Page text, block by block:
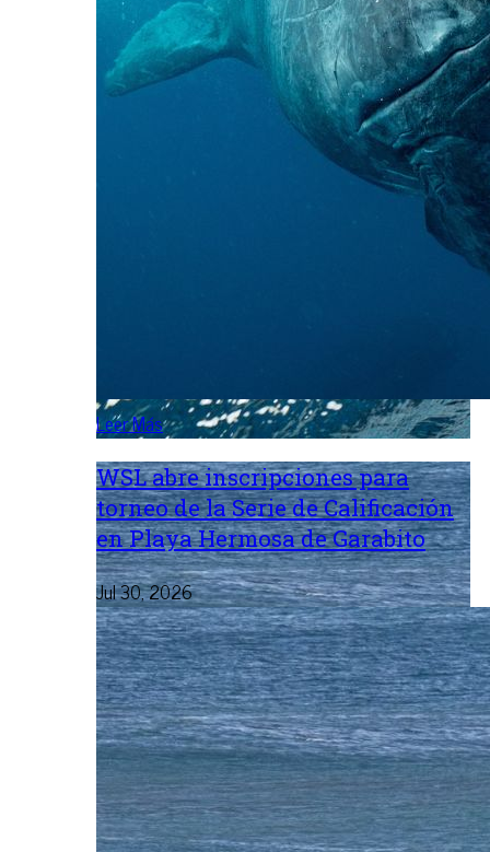
Leer Más
WSL abre inscripciones para
torneo de la Serie de Calificación
en Playa Hermosa de Garabito
Jul 30, 2026